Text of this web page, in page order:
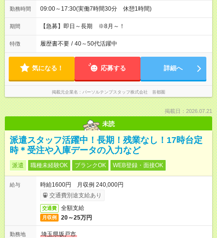
勤務時間 09:00～17:30(実働7時間30分 休憩1時間)
期間 【急募】即日～長期 ※8月～！
特徴 履歴書不要 / 40～50代活躍中
気になる！ 応募する 詳細へ
掲載元企業名 パーソルテンプスタッフ株式会社 首都圏
掲載日：2026.07.21
未読
派遣スタッフ活躍中！長期！残業なし！17時台定
時＊受注や入庫データの入力など
派遣 職種未経験OK ブランクOK WEB登録・面接OK
給与
時給1600円 月収例 240,000円
交通費別途支給あり
交通費 全額支給
月収例 20～25万円
勤務地
埼玉県坂戸市